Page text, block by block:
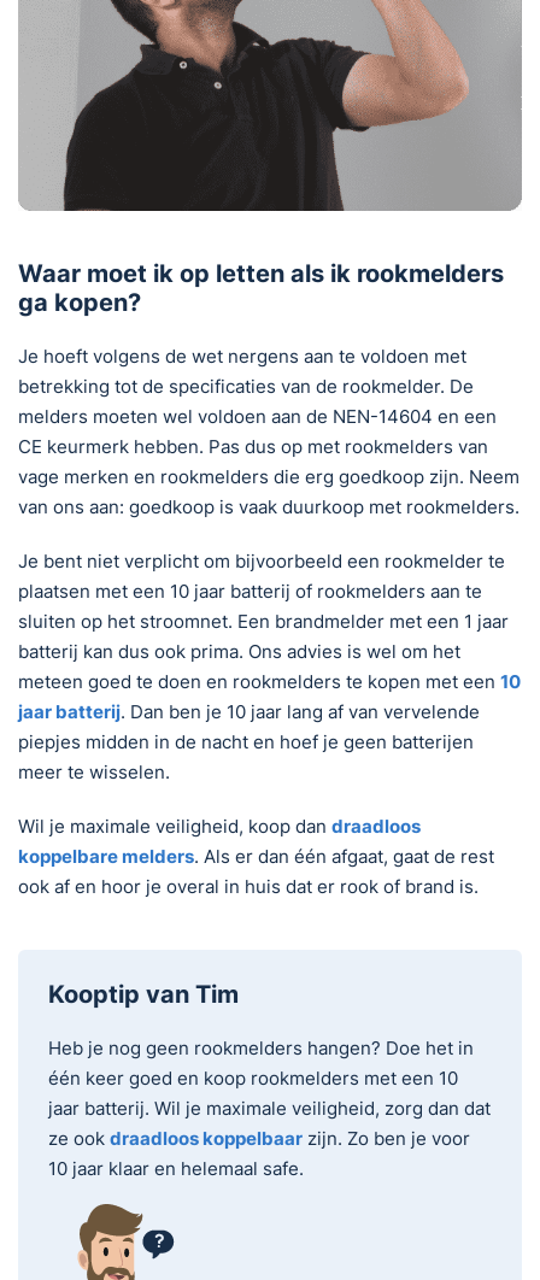
Waar moet ik op letten als ik rookmelders
ga kopen?
Je hoeft volgens de wet nergens aan te voldoen met
betrekking tot de specificaties van de rookmelder. De
melders moeten wel voldoen aan de NEN-14604 en een
CE keurmerk hebben. Pas dus op met rookmelders van
vage merken en rookmelders die erg goedkoop zijn. Neem
van ons aan: goedkoop is vaak duurkoop met rookmelders.
Je bent niet verplicht om bijvoorbeeld een rookmelder te
plaatsen met een 10 jaar batterij of rookmelders aan te
sluiten op het stroomnet. Een brandmelder met een 1 jaar
batterij kan dus ook prima. Ons advies is wel om het
meteen goed te doen en rookmelders te kopen met een 10
jaar batterij. Dan ben je 10 jaar lang af van vervelende
piepjes midden in de nacht en hoef je geen batterijen
meer te wisselen.
Wil je maximale veiligheid, koop dan draadloos
koppelbare melders. Als er dan één afgaat, gaat de rest
ook af en hoor je overal in huis dat er rook of brand is.
Kooptip van Tim
Heb je nog geen rookmelders hangen? Doe het in
één keer goed en koop rookmelders met een 10
jaar batterij. Wil je maximale veiligheid, zorg dan dat
ze ook draadloos koppelbaar zijn. Zo ben je voor
10 jaar klaar en helemaal safe.